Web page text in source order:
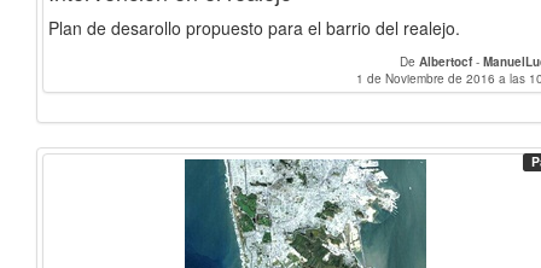
Plan de desarollo propuesto para el barrio del realejo.
De Albertocf -
1 de Noviembre de 2016 a las